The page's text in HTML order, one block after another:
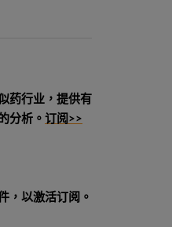
药行业，提供有
分析。 订阅>>
，以激活订阅。